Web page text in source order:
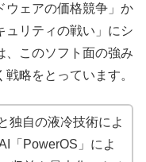
ェアの価格競争」か
ュリティの戦い」にシ
、このソフト面の強み
略をとっています。
独自の液冷技術によ
「PowerOS」によ